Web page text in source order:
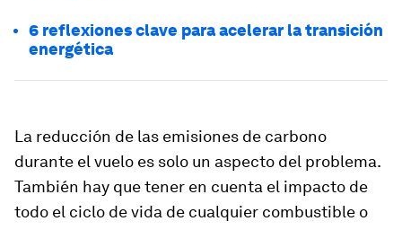
6 reflexiones clave para acelerar la transición
energética
La reducción de las emisiones de carbono
durante el vuelo es solo un aspecto del problema.
También hay que tener en cuenta el impacto de
todo el ciclo de vida de cualquier combustible o